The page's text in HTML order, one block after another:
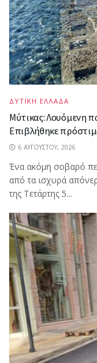
ΔΥΤΙΚΗ ΕΛΛΑΔΑ
Μύτικας: Λουόμενη
Επιβλήθηκε
6 ΑΥΓΟΎΣΤΟΥ, 2026
Ένα ακόμη σοβαρό
από τα ισχυρά
της Τετάρτης 5...